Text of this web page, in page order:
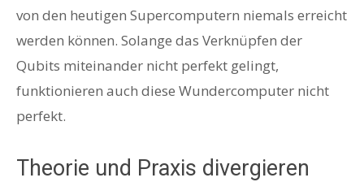
von den heutigen Supercomputern niemals erreicht
werden können. Solange das Verknüpfen der
Qubits miteinander nicht perfekt gelingt,
funktionieren auch diese Wundercomputer nicht
perfekt.
Theorie und Praxis divergieren